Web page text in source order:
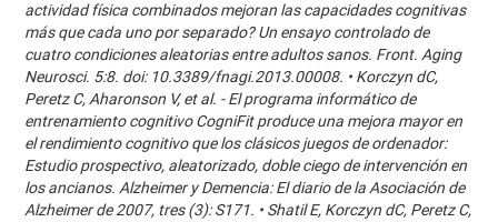
actividad física combinados mejoran las capacidades cognitivas
más que cada uno por separado? Un ensayo controlado de
cuatro condiciones aleatorias entre adultos sanos. Front. Aging
Neurosci. 5:8. doi: 10.3389/fnagi.2013.00008. • Korczyn dC,
Peretz C, Aharonson V, et al. - El programa informático de
entrenamiento cognitivo CogniFit produce una mejora mayor en
el rendimiento cognitivo que los clásicos juegos de ordenador:
Estudio prospectivo, aleatorizado, doble ciego de intervención en
los ancianos. Alzheimer y Demencia: El diario de la Asociación de
Alzheimer de 2007, tres (3): S171. • Shatil E, Korczyn dC, Peretz C,